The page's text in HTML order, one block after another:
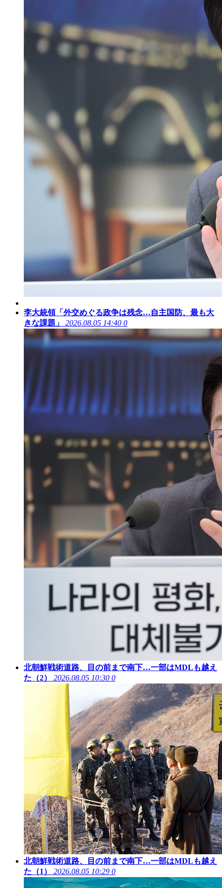
李大統領「外交めぐる政争は残念…自主国防、最も大
きな課題」
2026.08.05 14:40 0
北朝鮮戦術道路、目の前まで南下…一部はMDLも越え
た（2）
2026.08.05 10:30 0
北朝鮮戦術道路、目の前まで南下…一部はMDLも越え
た（1）
2026.08.05 10:29 0